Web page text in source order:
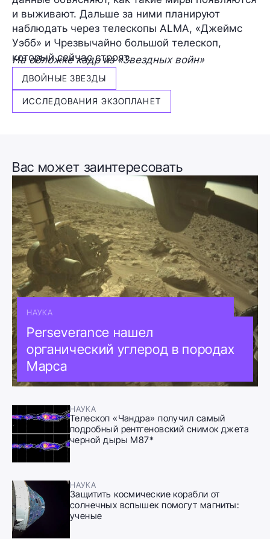
и выживают. Дальше за ними планируют
наблюдать через телескопы ALMA, «Джеймс
Уэбб» и Чрезвычайно большой телескоп,
который сейчас строят.
На обложке кадр из «Звездных войн»
ДВОЙНЫЕ ЗВЕЗДЫ
ИССЛЕДОВАНИЯ ЭКЗОПЛАНЕТ
Вас может заинтересовать
НАУКА
Perseverance нашел
органический углерод в породах
Марса
НАУКА
Телескоп «Чандра» получил самый
подробный рентгеновский снимок джета
черной дыры M87*
НАУКА
Защитить космические корабли от
солнечных вспышек помогут магниты:
ученые